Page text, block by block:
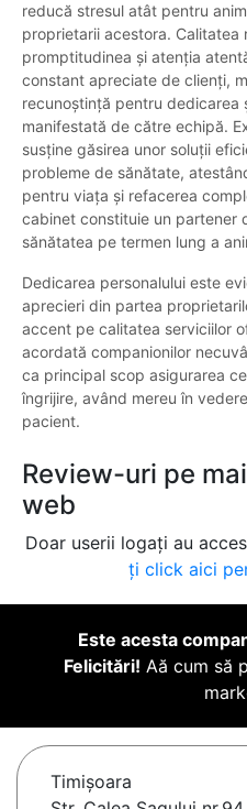
reducă stresul atât pentru
proprietarii acestora. Calitatea
promptitudinea și atenția
constant apreciate de clienți,
recunoștință pentru dedicarea
manifestată de către echipă.
susține găsirea unor soluții
probleme de sănătate,
pentru viața și refacerea
cabinet constituie un partener
sănătatea pe termen lung a
Dedicarea personalului este
aprecieri din partea
accent pe calitatea serviciilor
acordată companionilor
ca principal scop asigurarea
îngrijire, având mereu în
pacient.
Review-uri pe
web
Doar userii logați au
ți click aici
Este acesta
Felicitări! Aă cum să
Timişoara